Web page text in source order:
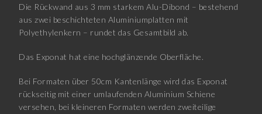
Die Rückwand aus 3 mm starkem Alu-Dibond – bestehend
aus zwei beschichteten Aluminiumplatten mit
Polyethylenkern – rundet das Gesamtbild ab.
Das Exponat hat eine hochglänzende Oberfläche.
Bei Formaten über 50cm Kantenlänge wird das Exponat
rückseitig mit einer umlaufenden Aluminium Schiene
versehen, bei kleineren Formaten werden zweiteilige